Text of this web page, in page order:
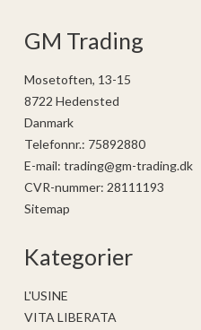
GM Trading
Mosetoften, 13-15
8722 Hedensted
Danmark
Telefonnr.: 75892880
E-mail: trading@gm-trading.dk
CVR-nummer: 28111193
Sitemap
Kategorier
L'USINE
VITA LIBERATA